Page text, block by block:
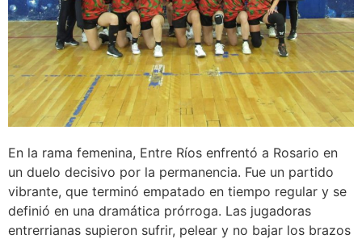
En la rama femenina, Entre Ríos enfrentó a Rosario en
un duelo decisivo por la permanencia. Fue un partido
vibrante, que terminó empatado en tiempo regular y se
definió en una dramática prórroga. Las jugadoras
entrerrianas supieron sufrir, pelear y no bajar los brazos